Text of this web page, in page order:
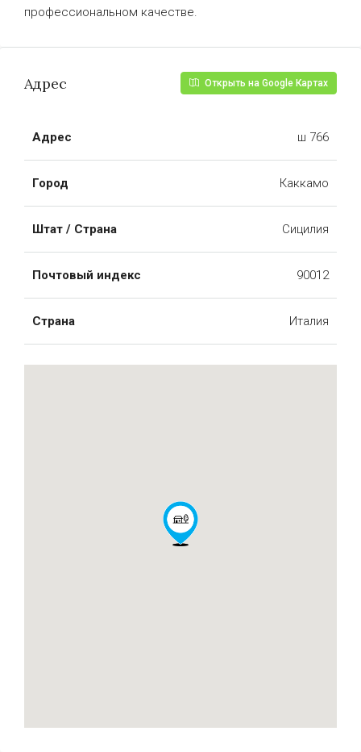
профессиональном качестве.
Адрес Открыть на Google Картах
Адрес ш 766
Город Каккамо
Штат / Страна Сицилия
Почтовый индекс 90012
Страна Италия